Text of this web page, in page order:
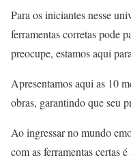
Para os iniciantes nesse
ferramentas corretas pode
preocupe, estamos aqui
Apresentamos aqui as 10
obras, garantindo que seu
Ao ingressar no mundo
com as ferramentas certas